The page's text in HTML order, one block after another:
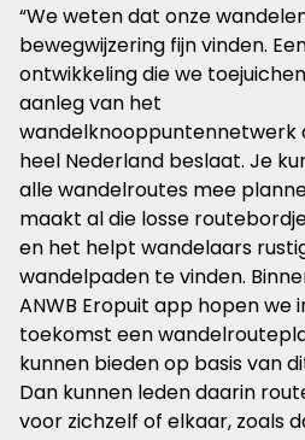
“We weten dat onze
bewegwijzering fijn vinden.
ontwikkeling die we
aanleg van het
wandelknooppuntennetwerk
heel Nederland beslaat. Je
alle wandelroutes mee
maakt al die losse
en het helpt wandelaars
wandelpaden te vinden.
ANWB Eropuit app hopen we
toekomst een
kunnen bieden op basis van
Dan kunnen leden daarin
voor zichzelf of elkaar, zoals